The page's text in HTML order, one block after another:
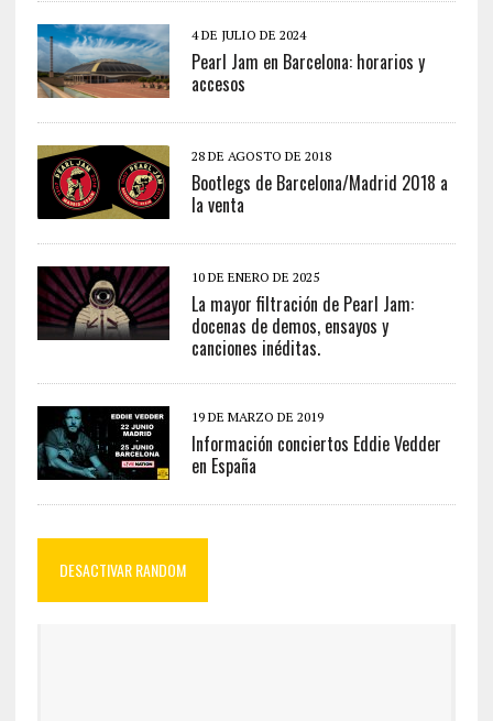
4 DE JULIO DE 2024
Pearl Jam en Barcelona: horarios y
accesos
28 DE AGOSTO DE 2018
Bootlegs de Barcelona/Madrid 2018 a
la venta
10 DE ENERO DE 2025
La mayor filtración de Pearl Jam:
docenas de demos, ensayos y
canciones inéditas.
19 DE MARZO DE 2019
Información conciertos Eddie Vedder
en España
DESACTIVAR RANDOM